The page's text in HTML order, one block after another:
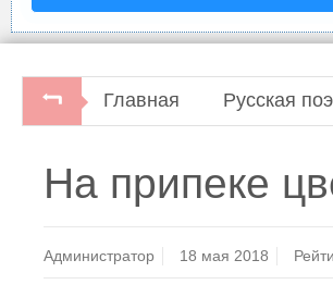
Главная Русская
На припеке
Администратор 18 мая 2018